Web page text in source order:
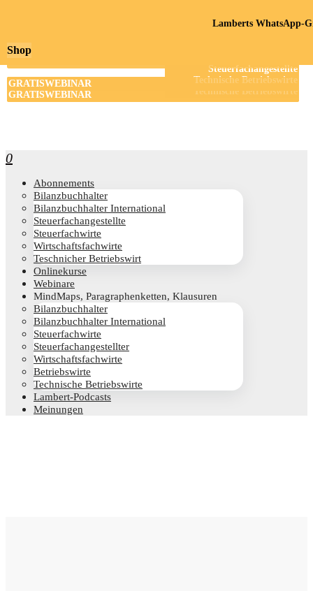
0
Abon­ne­ments
Bilanz­buch­hal­ter
Bilanz­buch­hal­ter International
Steu­er­fach­an­ge­stell­te
Steu­er­fach­wir­te
Wirt­schafts­fach­wir­te
Teschni­cher Betriebswirt
Online­kur­se
Web­i­na­re
Mind­Maps, Para­gra­phen­ket­ten, Klausuren
Bilanz­buch­hal­ter
Bilanz­buch­hal­ter International
Steu­er­fach­wir­te
Steu­er­fach­an­ge­stell­ter
Wirt­schafts­fach­wir­te
Betriebs­wir­te
Tech­ni­sche Betriebswirte
Lam­­bert-Pod­­casts
Mei­nun­gen
Shop
Lamberts WhatsApp-